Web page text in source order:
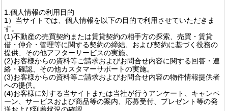
1.個人情報の利用目的
1）当サイトでは、個人情報を以下の目的で利用させていただきま
す。
(1)不動産の売買契約または賃貸契約の相手方の探索、売買・賃貸
借・仲介・管理等に関する契約の締結、および契約に基づく役務の
提供、その他アフターサービスの実施。
(2)お客様からの資料等ご請求およびお問合せ内容に関する回答・連
絡・確認、その他カスタマーサポートの実施。
(3)お客様からの資料等ご請求およびお問合せ内容の物件情報提供者
への提供。
(4)お客様に対する当サイトまたは当社が行うアンケート、キャンペ
ーン、サービスおよび商品等の案内、応募受付、プレゼント等の発
送および到着状況の確認。